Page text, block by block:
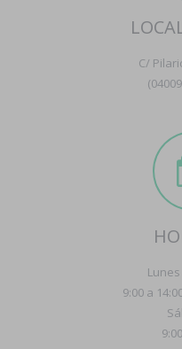
C/
9:00 a